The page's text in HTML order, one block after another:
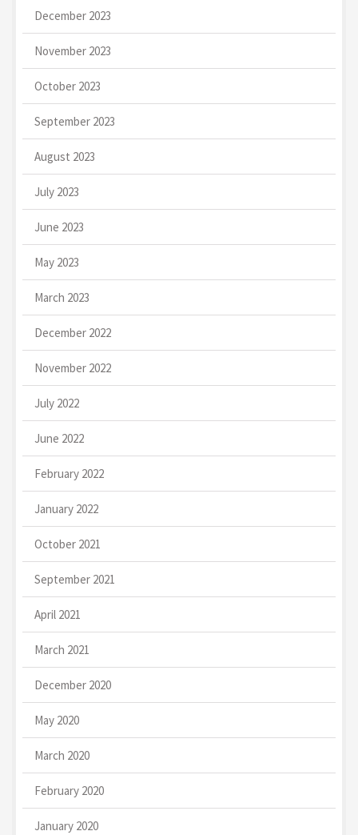
December 2023
November 2023
October 2023
September 2023
August 2023
July 2023
June 2023
May 2023
March 2023
December 2022
November 2022
July 2022
June 2022
February 2022
January 2022
October 2021
September 2021
April 2021
March 2021
December 2020
May 2020
March 2020
February 2020
January 2020